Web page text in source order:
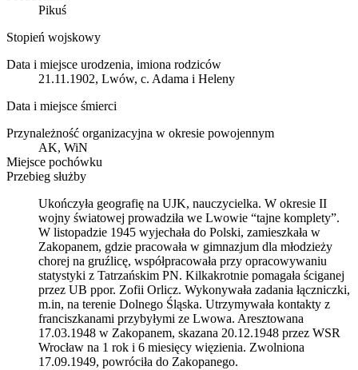
Pikuś
Stopień wojskowy
Data i miejsce urodzenia, imiona rodziców
21.11.1902, Lwów, c. Adama i Heleny
Data i miejsce śmierci
Przynależność organizacyjna w okresie powojennym
AK, WiN
Miejsce pochówku
Przebieg służby
Ukończyła geografię na UJK, nauczycielka. W okresie II
wojny światowej prowadziła we Lwowie “tajne komplety”.
W listopadzie 1945 wyjechała do Polski, zamieszkała w
Zakopanem, gdzie pracowała w gimnazjum dla młodzieży
chorej na gruźlicę, współpracowała przy opracowywaniu
statystyki z Tatrzańskim PN. Kilkakrotnie pomagała ściganej
przez UB ppor. Zofii Orlicz. Wykonywała zadania łączniczki,
m.in, na terenie Dolnego Śląska. Utrzymywała kontakty z
franciszkanami przybyłymi ze Lwowa. Aresztowana
17.03.1948 w Zakopanem, skazana 20.12.1948 przez WSR
Wrocław na 1 rok i 6 miesięcy więzienia. Zwolniona
17.09.1949, powróciła do Zakopanego.